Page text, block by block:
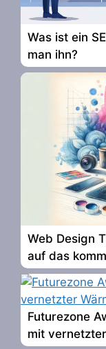
Was ist ein
man ihn?
Web Design
auf das
Futurezone
mit